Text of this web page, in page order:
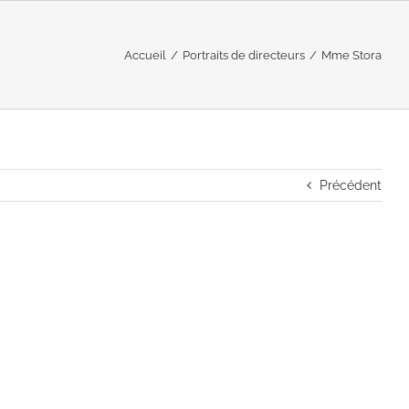
Accueil / Portraits de directeurs / Mme Stora
Précédent